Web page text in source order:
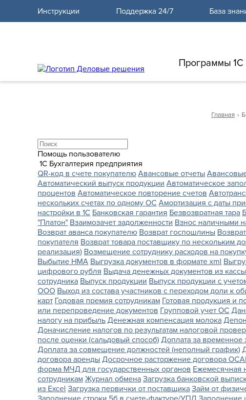
Инструкции Поддержка 24/7 База
Программы 1С
Главная ›
Помощь пользователю
1С Бухгалтерия предприятия
QR-код в счете покупателю Авансовые отчеты
Автоматический выпуск продукции Автоматическое
процентов Автоматическое повторение счетов
нескольких счетах по одному ОС Амортизация с даты
настройки в 1С Банковская гарантия Безвозвратная тара
"Платон" Взаимозачет задолженности Взнос наличными
Возврат аванса покупателю Возврат госпошлины
покупателя Возврат товара поставщику по нескольким
реализация) Возмещение сотруднику расходов на
Выбытие НМА Выгрузка документов в формате xml
цифрового рубля Выдача денежных документов из кассы
сотрудника Выпуск продукции Выпуск продукции с
ООО Выход из состава участников с переходом доли к
карт Годовая премия сотрудникам Готовая продукция и
или перепроведение документов Групповой учет ОС
налогу на прибыль Денежная компенсация молока
Доначисление налогов по результатам налоговой
после оценки (сальдовый способ) Доплата за временное
Доплата за совмещение должностей (неполный график)
договора аренды Досрочное расторжение договора
форма МЧД для государственных органов Ежемесячная
сотрудникам Журнал обмена Загрузка банковской
из Excel Загрузка первички от поставщика Займ от